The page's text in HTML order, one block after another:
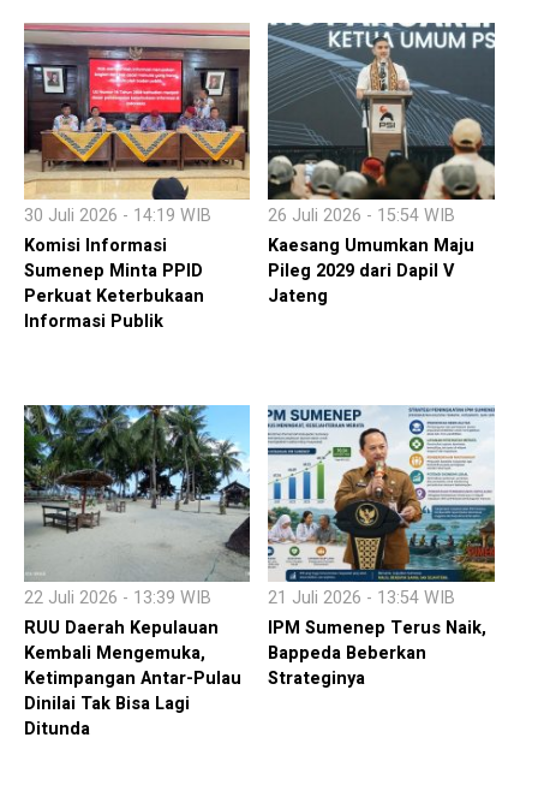
30 Juli 2026 - 14:19 WIB
Komisi Informasi
Sumenep Minta PPID
Perkuat Keterbukaan
Informasi Publik
26 Juli 2026 - 15:54 WIB
Kaesang Umumkan Maju
Pileg 2029 dari Dapil V
Jateng
22 Juli 2026 - 13:39 WIB
RUU Daerah Kepulauan
Kembali Mengemuka,
Ketimpangan Antar-Pulau
Dinilai Tak Bisa Lagi
Ditunda
21 Juli 2026 - 13:54 WIB
IPM Sumenep Terus Naik,
Bappeda Beberkan
Strateginya